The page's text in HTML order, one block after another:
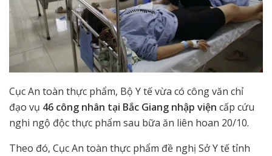
Cục An toàn thực phẩm, Bộ Y tế vừa có công văn chỉ
đạo vụ 46 công nhân tại Bắc Giang nhập viện cấp cứu
nghi ngộ độc thực phẩm sau bữa ăn liên hoan 20/10.
Theo đó, Cục An toàn thực phẩm đề nghị Sở Y tế tỉnh